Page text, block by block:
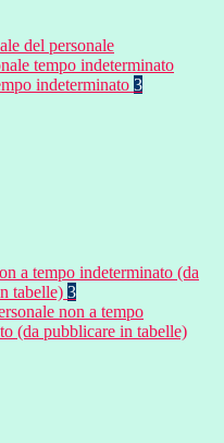
del personale
tempo indeterminato
indeterminato 3
a tempo indeterminato (da
tabelle) 3
non a tempo
(da pubblicare in tabelle)